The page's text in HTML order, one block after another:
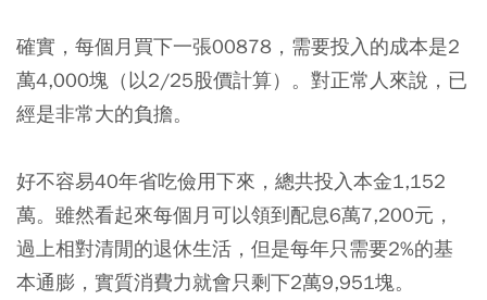
確實，每個月買下一張00878，需要投入的成本是2
萬4,000塊（以2/25股價計算）。對正常人來說，已
經是非常大的負擔。
好不容易40年省吃儉用下來，總共投入本金1,152
萬。雖然看起來每個月可以領到配息6萬7,200元，
過上相對清閒的退休生活，但是每年只需要2%的基
本通膨，實質消費力就會只剩下2萬9,951塊。